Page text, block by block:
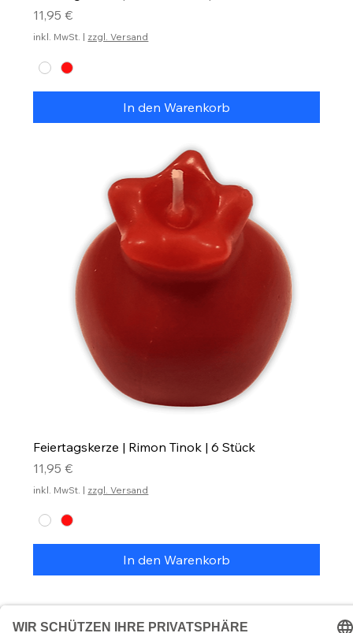
Preis
11,95 €
inkl. MwSt. | zzgl. Versand
In den Warenkorb
Feiertagskerze | Rimon Tinok | 6 Stück
Preis
11,95 €
inkl. MwSt. | zzgl. Versand
In den Warenkorb